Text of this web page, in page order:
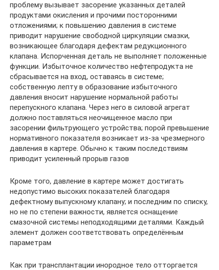
проблему вызывает засорение указанных деталей
продуктами окисления и прочими посторонними
отложениями; к повышению давления в системе
приводит нарушение свободной циркуляции смазки,
возникающее благодаря дефектам редукционного
клапана. Испорченная деталь не выполняет положенные
функции. Избыточное количество нефтепродукта не
сбрасывается на вход, оставаясь в системе;
собственную лепту в образование избыточного
давления вносит нарушение нормальной работы
перепускного клапана. Через него в силовой агрегат
должно поставляться неочищенное масло при
засорении фильтрующего устройства; порой превышение
нормативного показателя возникает из-за чрезмерного
давления в картере. Обычно к таким последствиям
приводит усиленный прорыв газов
Кроме того, давление в картере может достигать
недопустимо высоких показателей благодаря
дефектному выпускному клапану; и последним по списку,
но не по степени важности, является оснащение
смазочной системы неподходящими деталями. Каждый
элемент должен соответствовать определённым
параметрам
Как при трансплантации инородное тело отторгается